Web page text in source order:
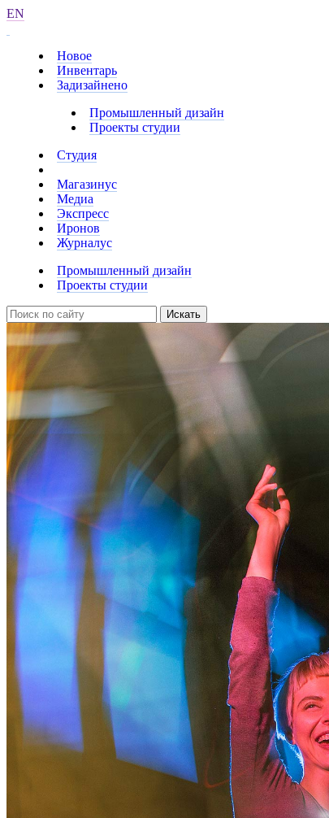
EN
Новое
Инвентарь
Задизайнено
Промышленный дизайн
Проекты студии
Студия
Магазинус
Медиа
Экспресс
Иронов
Журналус
Промышленный дизайн
Проекты студии
Искать